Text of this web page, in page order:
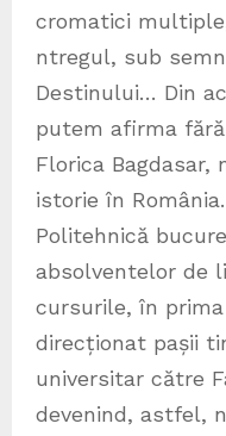
cromatici
ntregul, sub
Destinului… Din
putem afirma
Florica
istorie în
Politehnică
absolventelor de
cursurile, în
direcționat pașii
universitar către
devenind, astfel,